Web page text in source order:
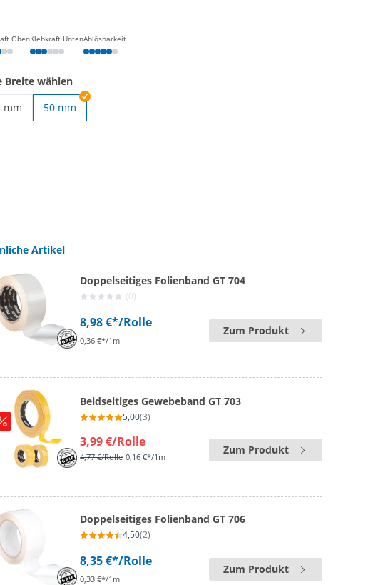
ObenKlebkraft UntenAblösbarkeit
Breite wählen
mm
50 mm
Artikel
Doppelseitiges Folienband GT 704
(0)
8,98 €*/Rolle
0,36 €*/1m
Zum Produkt
Beidseitiges Gewebeband GT 703
5,00(3)
3,99 €/Rolle
4,77 €/Rolle 0,16 €*/1m
Zum Produkt
Doppelseitiges Folienband GT 706
4,50(2)
8,35 €*/Rolle
0,33 €*/1m
Zum Produkt